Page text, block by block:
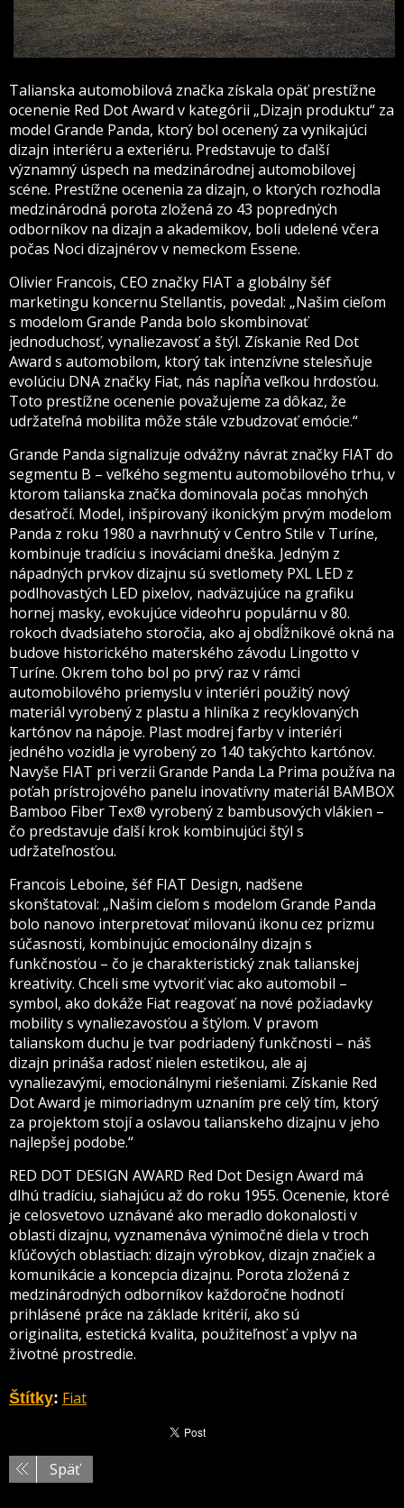
Talianska automobilová značka získala opäť prestížne
ocenenie Red Dot Award v kategórii „Dizajn produktu“ za
model Grande Panda, ktorý bol ocenený za vynikajúci
dizajn interiéru a exteriéru. Predstavuje to ďalší
významný úspech na medzinárodnej automobilovej
scéne. Prestížne ocenenia za dizajn, o ktorých rozhodla
medzinárodná porota zložená zo 43 popredných
odborníkov na dizajn a akademikov, boli udelené včera
počas Noci dizajnérov v nemeckom Essene.
Olivier Francois, CEO značky FIAT a globálny šéf
marketingu koncernu Stellantis, povedal: „Našim cieľom
s modelom Grande Panda bolo skombinovať
jednoduchosť, vynaliezavosť a štýl. Získanie Red Dot
Award s automobilom, ktorý tak intenzívne stelesňuje
evolúciu DNA značky Fiat, nás napĺňa veľkou hrdosťou.
Toto prestížne ocenenie považujeme za dôkaz, že
udržateľná mobilita môže stále vzbudzovať emócie.“
Grande Panda signalizuje odvážny návrat značky FIAT do
segmentu B – veľkého segmentu automobilového trhu, v
ktorom talianska značka dominovala počas mnohých
desaťročí. Model, inšpirovaný ikonickým prvým modelom
Panda z roku 1980 a navrhnutý v Centro Stile v Turíne,
kombinuje tradíciu s inováciami dneška. Jedným z
nápadných prvkov dizajnu sú svetlomety PXL LED z
podlhovastých LED pixelov, nadväzujúce na grafiku
hornej masky, evokujúce videohru populárnu v 80.
rokoch dvadsiateho storočia, ako aj obdĺžnikové okná na
budove historického materského závodu Lingotto v
Turíne. Okrem toho bol po prvý raz v rámci
automobilového priemyslu v interiéri použitý nový
materiál vyrobený z plastu a hliníka z recyklovaných
kartónov na nápoje. Plast modrej farby v interiéri
jedného vozidla je vyrobený zo 140 takýchto kartónov.
Navyše FIAT pri verzii Grande Panda La Prima používa na
poťah prístrojového panelu inovatívny materiál BAMBOX
Bamboo Fiber Tex® vyrobený z bambusových vlákien –
čo predstavuje ďalší krok kombinujúci štýl s
udržateľnosťou.
Francois Leboine, šéf FIAT Design, nadšene
skonštatoval: „Našim cieľom s modelom Grande Panda
bolo nanovo interpretovať milovanú ikonu cez prizmu
súčasnosti, kombinujúc emocionálny dizajn s
funkčnosťou – čo je charakteristický znak talianskej
kreativity. Chceli sme vytvoriť viac ako automobil –
symbol, ako dokáže Fiat reagovať na nové požiadavky
mobility s vynaliezavosťou a štýlom. V pravom
talianskom duchu je tvar podriadený funkčnosti – náš
dizajn prináša radosť nielen estetikou, ale aj
vynaliezavými, emocionálnymi riešeniami. Získanie Red
Dot Award je mimoriadnym uznaním pre celý tím, ktorý
za projektom stojí a oslavou talianskeho dizajnu v jeho
najlepšej podobe.“
RED DOT DESIGN AWARD Red Dot Design Award má
dlhú tradíciu, siahajúcu až do roku 1955. Ocenenie, ktoré
je celosvetovo uznávané ako meradlo dokonalosti v
oblasti dizajnu, vyznamenáva výnimočné diela v troch
kľúčových oblastiach: dizajn výrobkov, dizajn značiek a
komunikácie a koncepcia dizajnu. Porota zložená z
medzinárodných odborníkov každoročne hodnotí
prihlásené práce na základe kritérií, ako sú
originalita, estetická kvalita, použiteľnosť a vplyv na
životné prostredie.
Štítky: Fiat
Späť